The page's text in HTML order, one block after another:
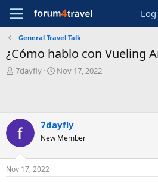
General Travel Talk
¿Cómo hablo con Vueling
T
s
t
a
r
t
7dayfly
S
d
a
e
Nov 17, 2022
7dayfly
New Member
Nov 17, 2022